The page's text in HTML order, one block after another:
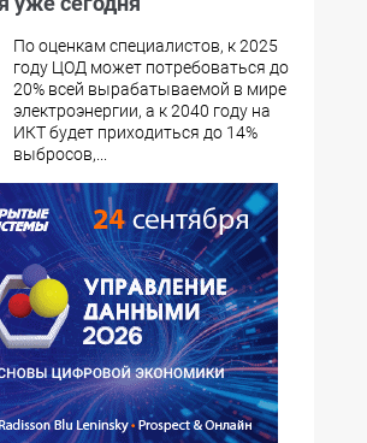
По оценкам специалистов, к 2025
году ЦОД может потребоваться до
20% всей вырабатываемой в мире
электроэнергии, а к 2040 году на
ИКТ будет приходиться до 14%
выбросов,...